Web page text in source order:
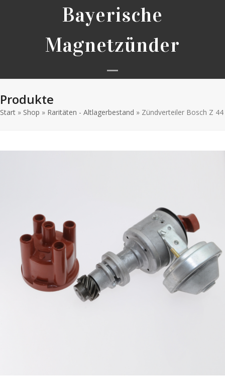
Bayerische
Magnetzünder
Open
menu
Close
menu
Produkte
Start » Shop » Raritäten - Altlagerbestand » Zündverteiler Bosch Z 44